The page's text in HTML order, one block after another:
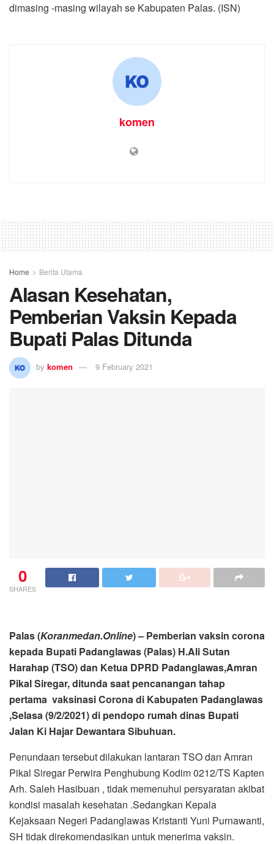
dimasing -masing wilayah se Kabupaten Palas. (ISN)
komen
Home Berita Utama
Alasan Kesehatan,
Pemberian Vaksin Kepada
Bupati Palas Ditunda
by komen 9 February 2021
0
SHARES
Palas (Koranmedan.Online) – Pemberian vaksin corona
kepada Bupati Padanglawas (Palas) H.Ali Sutan
Harahap (TSO) dan Ketua DPRD Padanglawas,Amran
Pikal Siregar, ditunda saat pencanangan tahap
pertama vaksinasi Corona di Kabupaten Padanglawas
,Selasa (9/2/2021) di pendopo rumah dinas Bupati
Jalan Ki Hajar Dewantara Sibuhuan.
Penundaan tersebut dilakukan lantaran TSO dan Amran
Pikal Siregar Perwira Penghubung Kodim 0212/TS Kapten
Arh. Saleh Hasibuan , tidak memenuhui persyaratan akibat
kondisi masalah kesehatan .Sedangkan Kepala
Kejaksaan Negeri Padanglawas Kristanti Yuni Purnawanti,
SH tidak direkomendasikan untuk menerima vaksin.